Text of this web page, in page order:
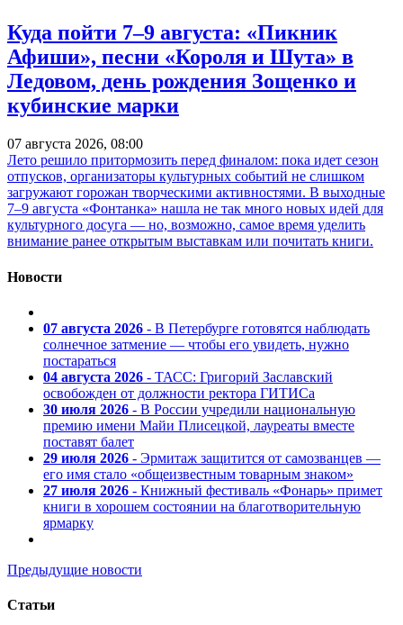
Куда пойти 7–9 августа: «Пикник
Афиши», песни «Короля и Шута» в
Ледовом, день рождения Зощенко и
кубинские марки
07 августа 2026, 08:00
Лето решило притормозить перед финалом: пока идет сезон
отпусков, организаторы культурных событий не слишком
загружают горожан творческими активностями. В выходные
7–9 августа «Фонтанка» нашла не так много новых идей для
культурного досуга — но, возможно, самое время уделить
внимание ранее открытым выставкам или почитать книги.
Новости
07 августа 2026 - В Петербурге готовятся наблюдать
солнечное затмение — чтобы его увидеть, нужно
постараться
04 августа 2026 - ТАСС: Григорий Заславский
освобожден от должности ректора ГИТИСа
30 июля 2026 - В России учредили национальную
премию имени Майи Плисецкой, лауреаты вместе
поставят балет
29 июля 2026 - Эрмитаж защитится от самозванцев —
его имя стало «общеизвестным товарным знаком»
27 июля 2026 - Книжный фестиваль «Фонарь» примет
книги в хорошем состоянии на благотворительную
ярмарку
Предыдущие новости
Статьи